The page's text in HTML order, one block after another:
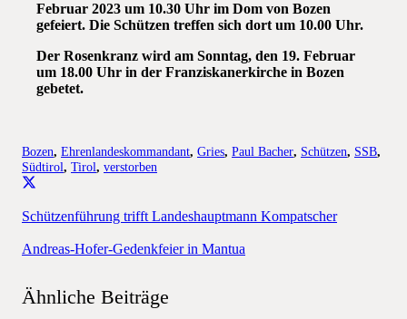
Februar 2023 um 10.30 Uhr im Dom von Bozen
gefeiert. Die Schützen treffen sich dort um 10.00 Uhr.
Der Rosenkranz wird am Sonntag, den 19. Februar
um 18.00 Uhr in der Franziskanerkirche in Bozen
gebetet.
Bozen, Ehrenlandeskommandant, Gries, Paul Bacher, Schützen, SSB,
Südtirol, Tirol, verstorben
Schützenführung trifft Landeshauptmann Kompatscher
Andreas-Hofer-Gedenkfeier in Mantua
Ähnliche Beiträge